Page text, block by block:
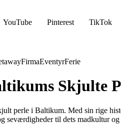
YouTube Pinterest TikTok
FirmaEventyrFerie
Skjulte
perle i Baltikum. Med sin rige
seværdigheder til dets madkultur og